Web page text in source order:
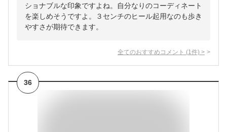
ショナブルな印象ですよね。自分なりのコーディネート
を楽しめそうですよ。３センチのヒール起用なのも歩き
やすさが期待できます。
全てのおすすめコメント (1 件) >
36